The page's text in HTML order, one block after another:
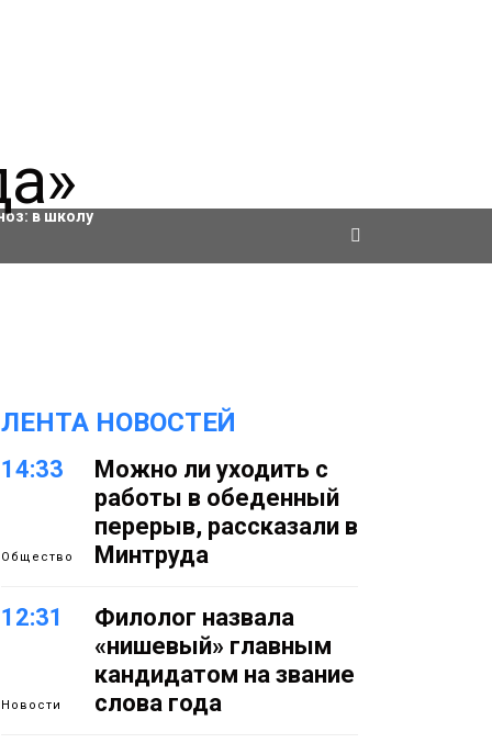
в школу
ЛЕНТА НОВОСТЕЙ
14:33
Общество
Можно ли уходить с
работы в обеденный
перерыв, рассказали в
Минтруда
12:31
Новости
Филолог назвала
«нишевый» главным
кандидатом на звание
слова года